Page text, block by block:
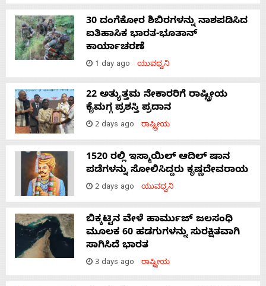
30 ದಂಗೆಕೋರ ಶಿಬಿರಗಳನ್ನು ನಾಶಪಡಿಸಿದ
ಐತಿಹಾಸಿಕ ಭಾರತ-ಭೂತಾನ್
ಕಾರ್ಯಾಚರಣೆ
1 day ago ಯುವಧ್ವನಿ
22 ಅತ್ಯುತ್ತಮ ನೇಕಾರರಿಗೆ ರಾಷ್ಟ್ರೀಯ
ಕೈಮಗ್ಗ ಪ್ರಶಸ್ತಿ ಪ್ರದಾನ
2 days ago ರಾಷ್ಟ್ರೀಯ
1520 ರಲ್ಲಿ ಇಸ್ಮಾಯಿಲ್ ಆದಿಲ್ ಷಾನ
ಪಡೆಗಳನ್ನು ಸೋಲಿಸಿದ್ದರು ಕೃಷ್ಣದೇವರಾಯ
2 days ago ಯುವಧ್ವನಿ
ಬಿಕ್ಕಟ್ಟಿನ ವೇಳೆ ಹಾರ್ಮುಜ್ ಜಲಸಂಧಿ
ಮೂಲಕ 60 ಹಡಗುಗಳನ್ನು ಸುರಕ್ಷಿತವಾಗಿ
ಸಾಗಿಸಿದೆ ಭಾರತ
3 days ago ರಾಷ್ಟ್ರೀಯ